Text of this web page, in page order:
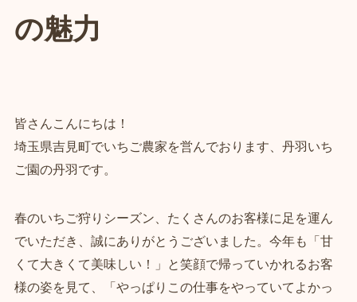
の魅力
皆さんこんにちは！
埼玉県吉見町でいちご農家を営んでおります、丹羽いち
ご園の丹羽です。
春のいちご狩りシーズン、たくさんのお客様に足を運ん
でいただき、誠にありがとうございました。今年も「甘
くて大きくて美味しい！」と笑顔で帰っていかれるお客
様の姿を見て、「やっぱりこの仕事をやっていてよかっ